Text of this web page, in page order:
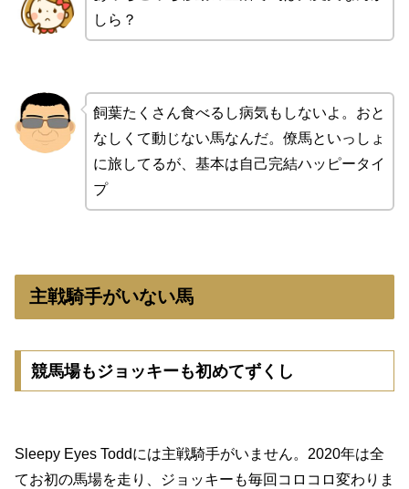
しら？
飼葉たくさん食べるし病気もしないよ。おと
なしくて動じない馬なんだ。僚馬といっしょ
に旅してるが、基本は自己完結ハッピータイ
プ
主戦騎手がいない馬
競馬場もジョッキーも初めてずくし
Sleepy Eyes Toddには主戦騎手がいません。2020年は全
てお初の馬場を走り、ジョッキーも毎回コロコロ変わりま